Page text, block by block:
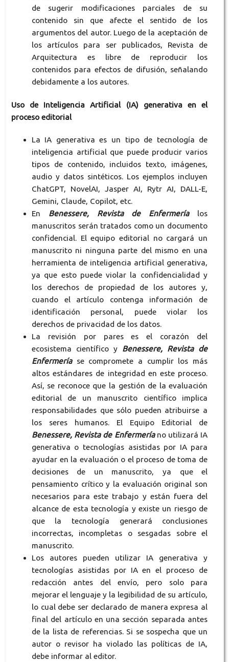
de sugerir modificaciones parciales de su
contenido sin que afecte el sentido de los
argumentos del autor. Luego de la aceptación de
los artículos para ser publicados, Revista de
Arquitectura es libre de reproducir los
contenidos para efectos de difusión, señalando
debidamente a los autores.
Uso de Inteligencia Artificial (IA) generativa en el
proceso editorial
La IA generativa es un tipo de tecnología de
inteligencia artificial que puede producir varios
tipos de contenido, incluidos texto, imágenes,
audio y datos sintéticos. Los ejemplos incluyen
ChatGPT, NovelAI, Jasper AI, Rytr AI, DALL-E,
Gemini, Claude, Copilot, etc.
En Benessere, Revista de Enfermeríalos
manuscritos serán tratados como un documento
confidencial. El equipo editorial no cargará un
manuscrito ni ninguna parte del mismo en una
herramienta de inteligencia artificial generativa,
ya que esto puede violar la confidencialidad y
los derechos de propiedad de los autores y,
cuando el artículo contenga información de
identificación personal, puede violar los
derechos de privacidad de los datos.
La revisión por pares es el corazón del
ecosistema científico y Benessere, Revista de
Enfermeríase compromete a cumplir los más
altos estándares de integridad en este proceso.
Así, se reconoce que la gestión de la evaluación
editorial de un manuscrito científico implica
responsabilidades que sólo pueden atribuirse a
los seres humanos. El Equipo Editorial de
Benessere, Revista de Enfermeríano utilizará IA
generativa o tecnologías asistidas por IA para
ayudar en la evaluación o el proceso de toma de
decisiones de un manuscrito, ya que el
pensamiento crítico y la evaluación original son
necesarios para este trabajo y están fuera del
alcance de esta tecnología y existe un riesgo de
que la tecnología generará conclusiones
incorrectas, incompletas o sesgadas sobre el
manuscrito.
Los autores pueden utilizar IA generativa y
tecnologías asistidas por IA en el proceso de
redacción antes del envío, pero solo para
mejorar el lenguaje y la legibilidad de su artículo,
lo cual debe ser declarado de manera expresa al
final del artículo en una sección separada antes
de la lista de referencias. Si se sospecha que un
autor o revisor ha violado las políticas de IA,
debe informar al editor.